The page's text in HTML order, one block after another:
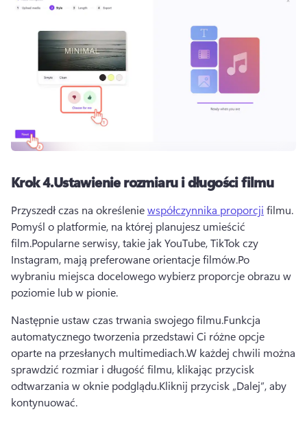
Krok 4.Ustawienie rozmiaru i długości filmu
Przyszedł czas na określenie współczynnika proporcji
Pomyśl o platformie, na której planujesz umieścić
film.Popularne serwisy, takie jak YouTube, TikTok czy
Instagram, mają preferowane orientacje filmów.Po
wybraniu miejsca docelowego wybierz proporcje obrazu w
poziomie lub w pionie.
Następnie ustaw czas trwania swojego filmu.Funkcja
automatycznego tworzenia przedstawi Ci różne opcje
oparte na przesłanych multimediach.W każdej chwili można
sprawdzić rozmiar i długość filmu, klikając przycisk
odtwarzania w oknie podglądu.Kliknij przycisk „Dalej”, aby
kontynuować.